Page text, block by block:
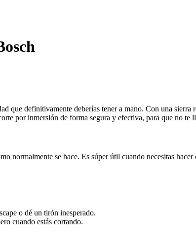
que definitivamente deberías tener a mano. Con una sierra
por inmersión de forma segura y efectiva, para que no te
normalmente se hace. Es súper útil cuando necesitas hacer
o dé un tirón inesperado.
cuando estás cortando.